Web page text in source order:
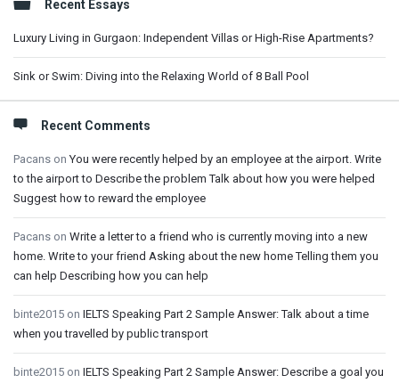
Recent Essays
Luxury Living in Gurgaon: Independent Villas or High-Rise Apartments?
Sink or Swim: Diving into the Relaxing World of 8 Ball Pool
Recent Comments
Pacans onYou were recently helped by an employee at the airport. Write
to the airport to Describe the problem Talk about how you were helped
Suggest how to reward the employee
Pacans on Write a letter to a friend who is currently moving into a new
home. Write to your friend Asking about the new home Telling them you
can help Describing how you can help
binte2015 on IELTS Speaking Part 2 Sample Answer: Talk about a time
when you travelled by public transport
binte2015 on IELTS Speaking Part 2 Sample Answer: Describe a goal you